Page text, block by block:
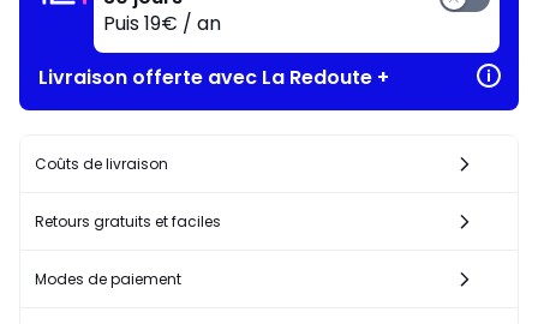
Puis 19€ / an
Livraison offerte avec La Redoute +
Coûts de livraison
Retours gratuits et faciles
Modes de paiement